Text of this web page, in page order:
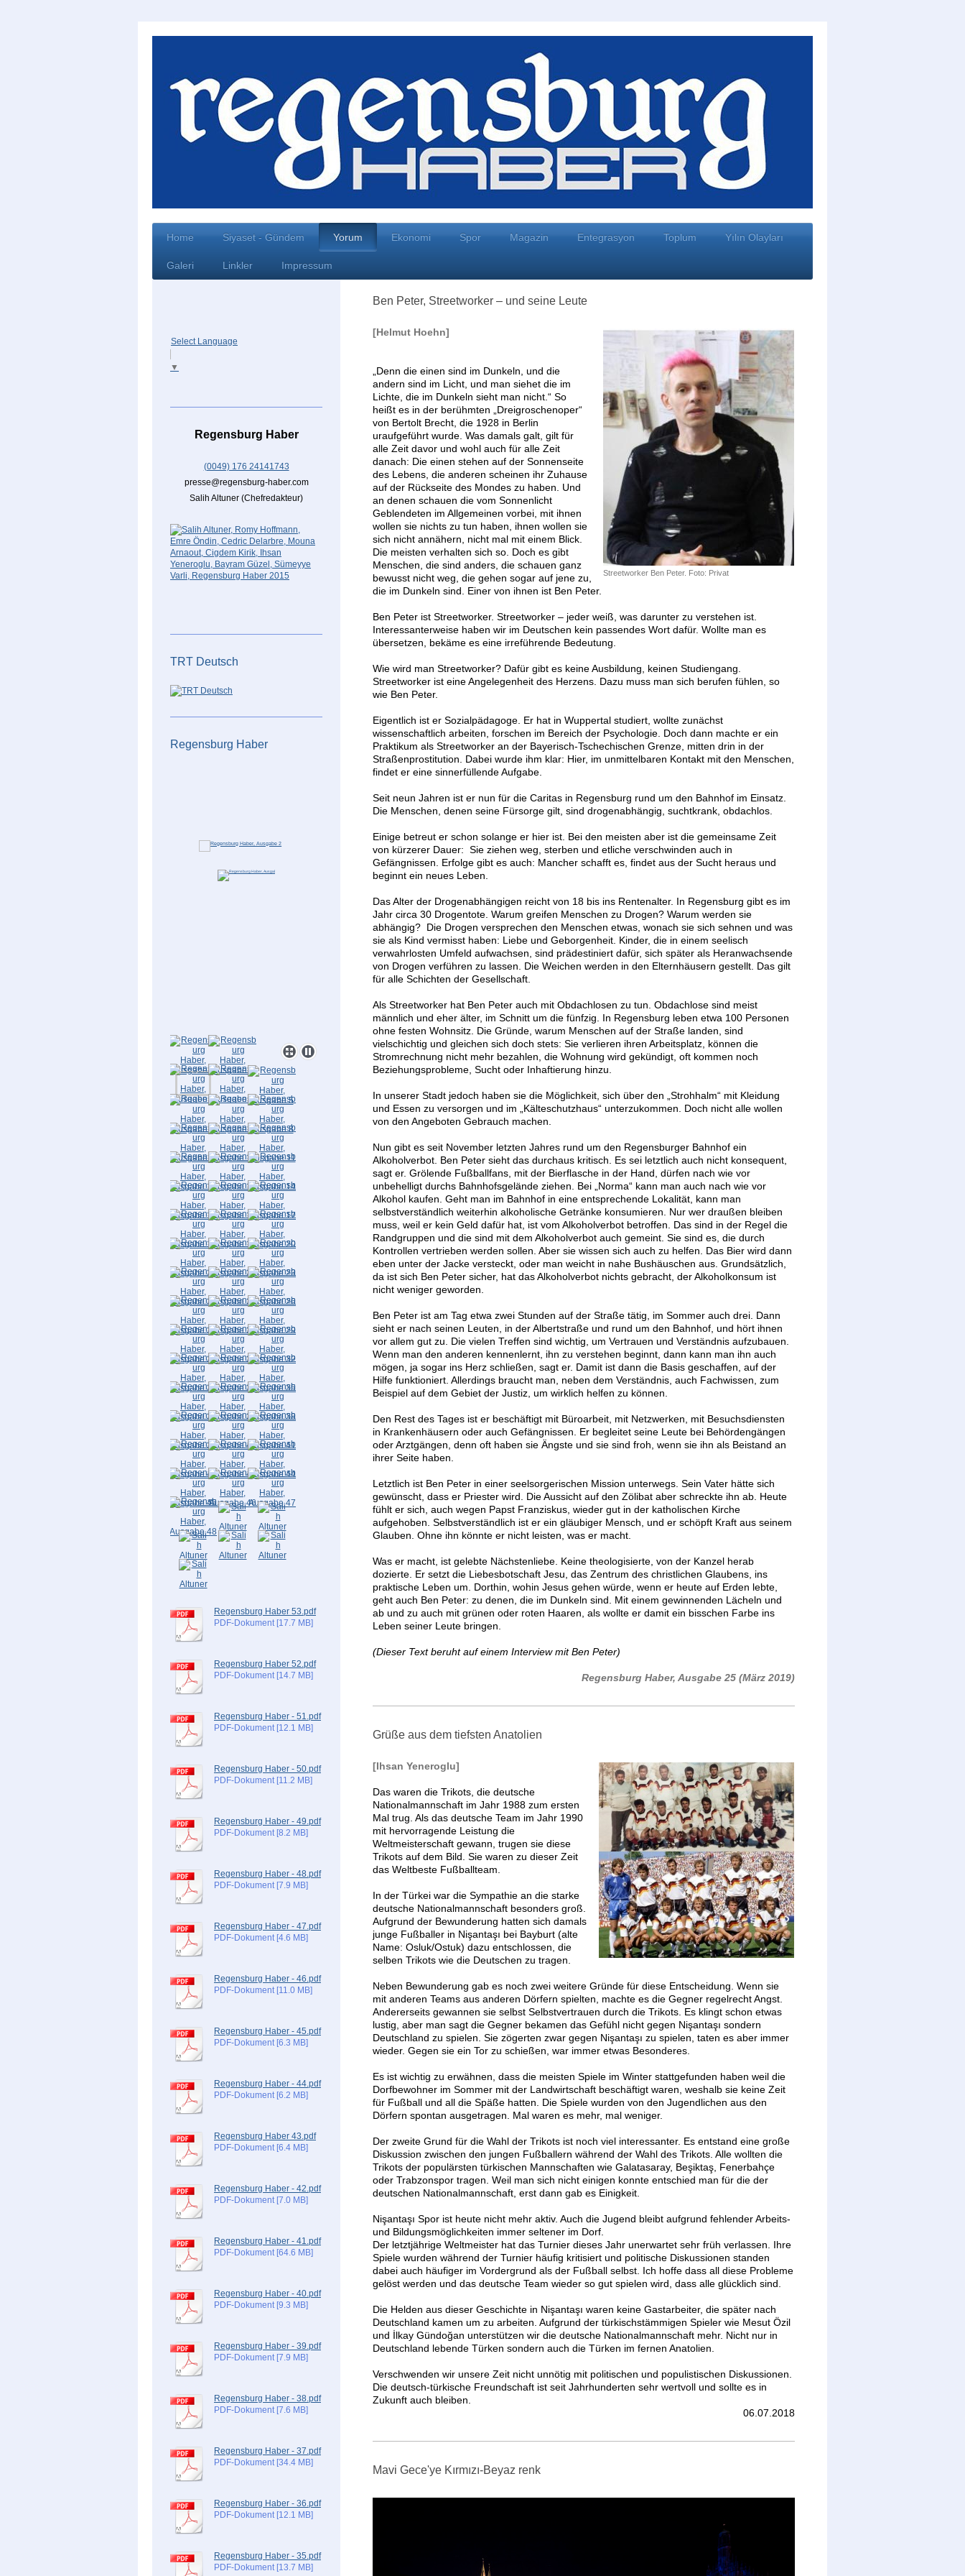
Home Siyaset - Gündem Yorum Ekonomi Spor Magazin Entegrasyon Toplum Yılın Olayları
Galeri Linkler Impressum
Ben Peter, Streetworker – und seine Leute
Streetworker Ben Peter. Foto: Privat
[Helmut Hoehn]
„Denn die einen sind im Dunkeln, und die
andern sind im Licht, und man siehet die im
Lichte, die im Dunkeln sieht man nicht.“ So
heißt es in der berühmten „Dreigroschenoper“
von Bertolt Brecht, die 1928 in Berlin
uraufgeführt wurde. Was damals galt, gilt für
alle Zeit davor und wohl auch für alle Zeit
danach: Die einen stehen auf der Sonnenseite
des Lebens, die anderen scheinen ihr Zuhause
auf der Rückseite des Mondes zu haben. Und
an denen schauen die vom Sonnenlicht
Geblendeten im Allgemeinen vorbei, mit ihnen
wollen sie nichts zu tun haben, ihnen wollen sie
sich nicht annähern, nicht mal mit einem Blick.
Die meisten verhalten sich so. Doch es gibt
Menschen, die sind anders, die schauen ganz
bewusst nicht weg, die gehen sogar auf jene zu,
die im Dunkeln sind. Einer von ihnen ist Ben Peter.
Ben Peter ist Streetworker. Streetworker – jeder weiß, was darunter zu verstehen ist.
Interessanterweise haben wir im Deutschen kein passendes Wort dafür. Wollte man es
übersetzen, bekäme es eine irreführende Bedeutung.
Wie wird man Streetworker? Dafür gibt es keine Ausbildung, keinen Studiengang.
Streetworker ist eine Angelegenheit des Herzens. Dazu muss man sich berufen fühlen, so
wie Ben Peter.
Eigentlich ist er Sozialpädagoge. Er hat in Wuppertal studiert, wollte zunächst
wissenschaftlich arbeiten, forschen im Bereich der Psychologie. Doch dann machte er ein
Praktikum als Streetworker an der Bayerisch-Tschechischen Grenze, mitten drin in der
Straßenprostitution. Dabei wurde ihm klar: Hier, im unmittelbaren Kontakt mit den Menschen,
findet er eine sinnerfüllende Aufgabe.
Seit neun Jahren ist er nun für die Caritas in Regensburg rund um den Bahnhof im Einsatz.
Die Menschen, denen seine Fürsorge gilt, sind drogenabhängig, suchtkrank, obdachlos.
Einige betreut er schon solange er hier ist. Bei den meisten aber ist die gemeinsame Zeit
von kürzerer Dauer: Sie ziehen weg, sterben und etliche verschwinden auch in
Gefängnissen. Erfolge gibt es auch: Mancher schafft es, findet aus der Sucht heraus und
beginnt ein neues Leben.
Das Alter der Drogenabhängigen reicht von 18 bis ins Rentenalter. In Regensburg gibt es im
Jahr circa 30 Drogentote. Warum greifen Menschen zu Drogen? Warum werden sie
abhängig? Die Drogen versprechen den Menschen etwas, wonach sie sich sehnen und was
sie als Kind vermisst haben: Liebe und Geborgenheit. Kinder, die in einem seelisch
verwahrlosten Umfeld aufwachsen, sind prädestiniert dafür, sich später als Heranwachsende
von Drogen verführen zu lassen. Die Weichen werden in den Elternhäusern gestellt. Das gilt
für alle Schichten der Gesellschaft.
Als Streetworker hat Ben Peter auch mit Obdachlosen zu tun. Obdachlose sind meist
männlich und eher älter, im Schnitt um die fünfzig. In Regensburg leben etwa 100 Personen
ohne festen Wohnsitz. Die Gründe, warum Menschen auf der Straße landen, sind
vielschichtig und gleichen sich doch stets: Sie verlieren ihren Arbeitsplatz, können die
Stromrechnung nicht mehr bezahlen, die Wohnung wird gekündigt, oft kommen noch
Beziehungsprobleme, Sucht oder Inhaftierung hinzu.
In unserer Stadt jedoch haben sie die Möglichkeit, sich über den „Strohhalm“ mit Kleidung
und Essen zu versorgen und im „Kälteschutzhaus“ unterzukommen. Doch nicht alle wollen
von den Angeboten Gebrauch machen.
Nun gibt es seit November letzten Jahres rund um den Regensburger Bahnhof ein
Alkoholverbot. Ben Peter sieht das durchaus kritisch. Es sei letztlich auch nicht konsequent,
sagt er. Grölende Fußballfans, mit der Bierflasche in der Hand, dürfen nach wie vor
unbehelligt durchs Bahnhofsgelände ziehen. Bei „Norma“ kann man auch nach wie vor
Alkohol kaufen. Geht man im Bahnhof in eine entsprechende Lokalität, kann man
selbstverständlich weiterhin alkoholische Getränke konsumieren. Nur wer draußen bleiben
muss, weil er kein Geld dafür hat, ist vom Alkoholverbot betroffen. Das sind in der Regel die
Randgruppen und die sind mit dem Alkoholverbot auch gemeint. Sie sind es, die durch
Kontrollen vertrieben werden sollen. Aber sie wissen sich auch zu helfen. Das Bier wird dann
eben unter der Jacke versteckt, oder man weicht in nahe Bushäuschen aus. Grundsätzlich,
da ist sich Ben Peter sicher, hat das Alkoholverbot nichts gebracht, der Alkoholkonsum ist
nicht weniger geworden.
Ben Peter ist am Tag etwa zwei Stunden auf der Straße tätig, im Sommer auch drei. Dann
sieht er nach seinen Leuten, in der Albertstraße und rund um den Bahnhof, und hört ihnen
vor allem gut zu. Die vielen Treffen sind wichtig, um Vertrauen und Verständnis aufzubauen.
Wenn man den anderen kennenlernt, ihn zu verstehen beginnt, dann kann man ihn auch
mögen, ja sogar ins Herz schließen, sagt er. Damit ist dann die Basis geschaffen, auf der
Hilfe funktioniert. Allerdings braucht man, neben dem Verständnis, auch Fachwissen, zum
Beispiel auf dem Gebiet der Justiz, um wirklich helfen zu können.
Den Rest des Tages ist er beschäftigt mit Büroarbeit, mit Netzwerken, mit Besuchsdiensten
in Krankenhäusern oder auch Gefängnissen. Er begleitet seine Leute bei Behördengängen
oder Arztgängen, denn oft haben sie Ängste und sie sind froh, wenn sie ihn als Beistand an
ihrer Seite haben.
Letztlich ist Ben Peter in einer seelsorgerischen Mission unterwegs. Sein Vater hätte sich
gewünscht, dass er Priester wird. Die Aussicht auf den Zölibat aber schreckte ihn ab. Heute
fühlt er sich, auch wegen Papst Franziskus, wieder gut in der katholischen Kirche
aufgehoben. Selbstverständlich ist er ein gläubiger Mensch, und er schöpft Kraft aus seinem
Glauben. Ohne ihn könnte er nicht leisten, was er macht.
Was er macht, ist gelebte Nächstenliebe. Keine theologisierte, von der Kanzel herab
dozierte. Er setzt die Liebesbotschaft Jesu, das Zentrum des christlichen Glaubens, ins
praktische Leben um. Dorthin, wohin Jesus gehen würde, wenn er heute auf Erden lebte,
geht auch Ben Peter: zu denen, die im Dunkeln sind. Mit einem gewinnenden Lächeln und
ab und zu auch mit grünen oder roten Haaren, als wollte er damit ein bisschen Farbe ins
Leben seiner Leute bringen.
(Dieser Text beruht auf einem Interview mit Ben Peter)
Regensburg Haber, Ausgabe 25 (März 2019)
Grüße aus dem tiefsten Anatolien
[Ihsan Yeneroglu]
Das waren die Trikots, die deutsche
Nationalmannschaft im Jahr 1988 zum ersten
Mal trug. Als das deutsche Team im Jahr 1990
mit hervorragende Leistung die
Weltmeisterschaft gewann, trugen sie diese
Trikots auf dem Bild. Sie waren zu dieser Zeit
das Weltbeste Fußballteam.
In der Türkei war die Sympathie an die starke
deutsche Nationalmannschaft besonders groß.
Aufgrund der Bewunderung hatten sich damals
junge Fußballer in Nişantaşı bei Bayburt (alte
Name: Osluk/Ostuk) dazu entschlossen, die
selben Trikots wie die Deutschen zu tragen.
Neben Bewunderung gab es noch zwei weitere Gründe für diese Entscheidung. Wenn sie
mit anderen Teams aus anderen Dörfern spielten, machte es die Gegner regelrecht Angst.
Andererseits gewannen sie selbst Selbstvertrauen durch die Trikots. Es klingt schon etwas
lustig, aber man sagt die Gegner bekamen das Gefühl nicht gegen Nişantaşı sondern
Deutschland zu spielen. Sie zögerten zwar gegen Nişantaşı zu spielen, taten es aber immer
wieder. Gegen sie ein Tor zu schießen, war immer etwas Besonderes.
Es ist wichtig zu erwähnen, dass die meisten Spiele im Winter stattgefunden haben weil die
Dorfbewohner im Sommer mit der Landwirtschaft beschäftigt waren, weshalb sie keine Zeit
für Fußball und all die Späße hatten. Die Spiele wurden von den Jugendlichen aus den
Dörfern spontan ausgetragen. Mal waren es mehr, mal weniger.
Der zweite Grund für die Wahl der Trikots ist noch viel interessanter. Es entstand eine große
Diskussion zwischen den jungen Fußballern während der Wahl des Trikots. Alle wollten die
Trikots der populärsten türkischen Mannschaften wie Galatasaray, Beşiktaş, Fenerbahçe
oder Trabzonspor tragen. Weil man sich nicht einigen konnte entschied man für die der
deutschen Nationalmannschaft, erst dann gab es Einigkeit.
Nişantaşı Spor ist heute nicht mehr aktiv. Auch die Jugend bleibt aufgrund fehlender Arbeits-
und Bildungsmöglichkeiten immer seltener im Dorf.
Der letztjährige Weltmeister hat das Turnier dieses Jahr unerwartet sehr früh verlassen. Ihre
Spiele wurden während der Turnier häufig kritisiert und politische Diskussionen standen
dabei auch häufiger im Vordergrund als der Fußball selbst. Ich hoffe dass all diese Probleme
gelöst werden und das deutsche Team wieder so gut spielen wird, dass alle glücklich sind.
Die Helden aus dieser Geschichte in Nişantaşı waren keine Gastarbeiter, die später nach
Deutschland kamen um zu arbeiten. Aufgrund der türkischstämmigen Spieler wie Mesut Özil
und İlkay Gündoğan unterstützen wir die deutsche Nationalmannschaft mehr. Nicht nur in
Deutschland lebende Türken sondern auch die Türken im fernen Anatolien.
Verschwenden wir unsere Zeit nicht unnötig mit politischen und populistischen Diskussionen.
Die deutsch-türkische Freundschaft ist seit Jahrhunderten sehr wertvoll und sollte es in
Zukunft auch bleiben.
06.07.2018
Mavi Gece'ye Kırmızı-Beyaz renk
Select Language
▼
Regensburg Haber
(0049) 176 24141743
presse@regensburg-haber.com
Salih Altuner (Chefredakteur)
TRT Deutsch
Regensburg Haber
Regensburg Haber 53.pdf
PDF-Dokument [17.7 MB]
Regensburg Haber 52.pdf
PDF-Dokument [14.7 MB]
Regensburg Haber - 51.pdf
PDF-Dokument [12.1 MB]
Regensburg Haber - 50.pdf
PDF-Dokument [11.2 MB]
Regensburg Haber - 49.pdf
PDF-Dokument [8.2 MB]
Regensburg Haber - 48.pdf
PDF-Dokument [7.9 MB]
Regensburg Haber - 47.pdf
PDF-Dokument [4.6 MB]
Regensburg Haber - 46.pdf
PDF-Dokument [11.0 MB]
Regensburg Haber - 45.pdf
PDF-Dokument [6.3 MB]
Regensburg Haber - 44.pdf
PDF-Dokument [6.2 MB]
Regensburg Haber 43.pdf
PDF-Dokument [6.4 MB]
Regensburg Haber - 42.pdf
PDF-Dokument [7.0 MB]
Regensburg Haber - 41.pdf
PDF-Dokument [64.6 MB]
Regensburg Haber - 40.pdf
PDF-Dokument [9.3 MB]
Regensburg Haber - 39.pdf
PDF-Dokument [7.9 MB]
Regensburg Haber - 38.pdf
PDF-Dokument [7.6 MB]
Regensburg Haber - 37.pdf
PDF-Dokument [34.4 MB]
Regensburg Haber - 36.pdf
PDF-Dokument [12.1 MB]
Regensburg Haber - 35.pdf
PDF-Dokument [13.7 MB]